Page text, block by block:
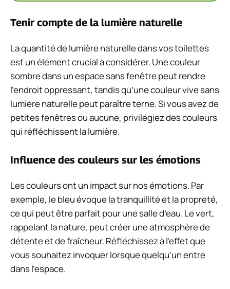
Tenir compte de la lumière naturelle
La quantité de lumière naturelle dans vos toilettes
est un élément crucial à considérer. Une couleur
sombre dans un espace sans fenêtre peut rendre
l’endroit oppressant, tandis qu’une couleur vive sans
lumière naturelle peut paraître terne. Si vous avez de
petites fenêtres ou aucune, privilégiez des couleurs
qui réfléchissent la lumière.
Influence des couleurs sur les émotions
Les couleurs ont un impact sur nos émotions. Par
exemple, le bleu évoque la tranquillité et la propreté,
ce qui peut être parfait pour une salle d’eau. Le vert,
rappelant la nature, peut créer une atmosphère de
détente et de fraîcheur. Réfléchissez à l’effet que
vous souhaitez invoquer lorsque quelqu’un entre
dans l’espace.